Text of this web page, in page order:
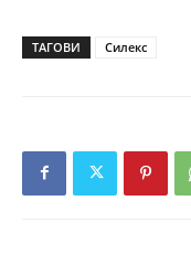
ТАГОВИ Силекс